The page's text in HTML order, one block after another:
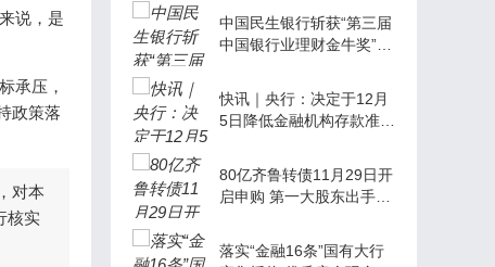
说，是
承压，
政策落
对本
核实
中国民生银行斩获“第三届
中国银行业理财金牛奖”两
快讯｜央行：决定于12月
5日降低金融机构存款准备
80亿齐鲁转债11月29日开
启申购 第一大股东出手增
落实“金融16条”国有大行